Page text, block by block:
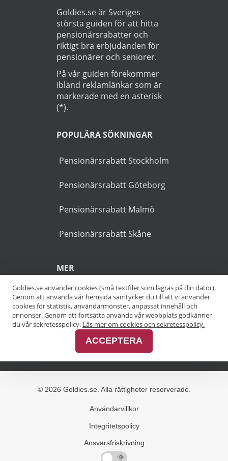
Läs Integritetspolicy
Startsida
OM GUIDEN
största guiden för att hitta
riktigt bra erbjudanden för
På vår guiden förekommer
markerade med en asterisk
Pensionärsrabatt Stockholm
Pensionärsrabatt Göteborg
Pensionärsrabatt Malmö
Pensionärsrabatt Skåne
Alla kategorier
Alla varumärken
Goldies.se använder cookies (små textfiler som lagras på din dator).
Genom att använda vår hemsida samtycker du till att vi använder
cookies för statistik, användarmönster, anpassat innehåll och
annonser. Genom att fortsätta använda vår webbplats godkänner
du vår sekretesspolicy. Läs mer om cookies och sekretesspolicy.
ACCEPTERA